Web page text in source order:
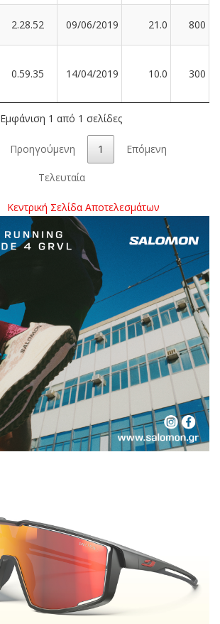
2.28.52 09/06/2019 21.0 800
0.59.35 14/04/2019 10.0 300
Εμφάνιση 1 από 1 σελίδες
Προηγούμενη 1 Επόμενη
Τελευταία
Κεντρική Σελίδα Αποτελεσμάτων